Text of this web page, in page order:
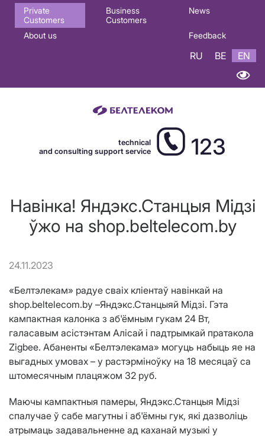
Основная
навигация
Private
Customers
Business
Customers
News
About us Feedback
RU BE EN
technical
and consulting support service
123
Навінка! Яндэкс.Станцыя Мідзі
ўжо на shop.beltelecom.by
24.11.2023
«Белтэлекам» радуе сваіх кліентаў навінкай на
shop.beltelecom.by –Яндэкс.Станцыяй Мідзі. Гэта
кампактная калонка з аб'ёмным гукам 24 Вт,
галасавым асістэнтам Алісай і падтрымкай пратакола
Zigbee. Абаненты «Белтэлекама» могуць набыць яе на
выгадных умовах – у растэрміноўку на 18 месяцаў са
штомесячным плацяжом 32 руб.
Маючы кампактныя памеры, Яндэкс.Станцыя Мідзі
спалучае ў сабе магутны і аб'ёмны гук, які дазволіць
атрымаць задавальненне ад каханай музыкі у